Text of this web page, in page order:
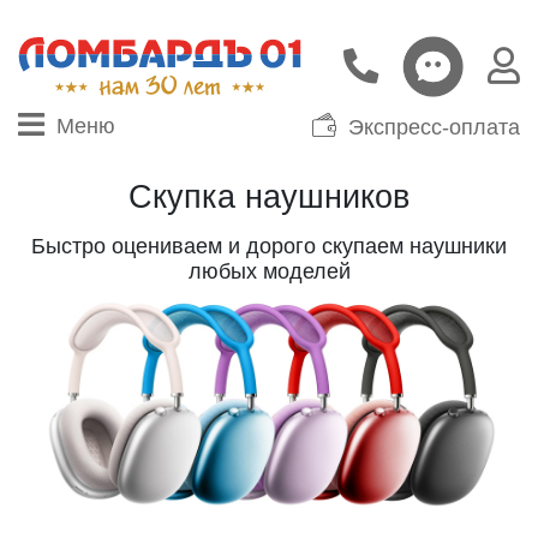
Меню Экспресс-оплата
Скупка наушников
Быстро оцениваем и дорого скупаем наушники
любых моделей